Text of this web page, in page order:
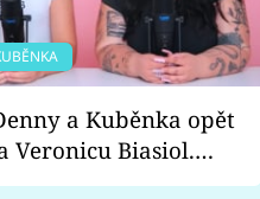
a Kuběnka opět
Veronicu Biasiol.
nich falešná a